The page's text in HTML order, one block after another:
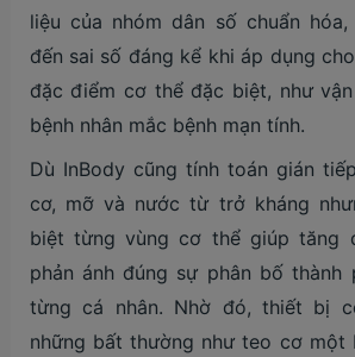
liệu của nhóm dân số chuẩn
đến sai số đáng kể khi áp dụng
đặc điểm cơ thể đặc biệt, như
bệnh nhân mắc bệnh mạn tính.
Dù InBody cũng tính toán gián
cơ, mỡ và nước từ trở kháng
biệt từng vùng cơ thể giúp tăng
phản ánh đúng sự phân bố thành
từng cá nhân. Nhờ đó, thiết bị
những bất thường như teo cơ một